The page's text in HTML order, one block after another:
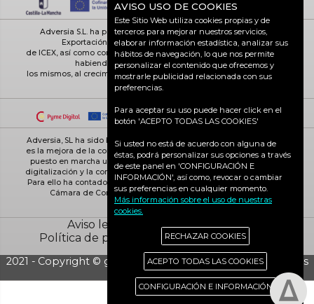
Adversia S.L. ha participado en el Programa de Iniciación a la
Exportación ICEX-Next, y ha contado con el apoyo
de ICEX, así como con la cofinanciación de Fondos europeos FEDER,
habiendo contribuido según la medida de
los mismos, al crecimiento económico de esta empresa, su región y
de España en su conjunto
Adversia, SL ha sido beneficiaria de Fondos Europeos, cuyo objetivo
es la mejora de la competitividad de las PYMES, y gracias al cual ha
puesto en marcha un Plan de Acción con el objetivo de reforzar la
digitalización y la competitividad de las pymes durante el año 2025.
Para ello ha contado con el apoyo del Programa Pyme Digital de la
Cámara de Comercio de Ciudad Real. #EuropaSeSiente
Aviso legal
Política de cookies
Política de privacidad
Ciudad Real activa
2021 - Copyright © grupo Adversia S.L. - Todos los derechos
reservados
AVISO USO DE COOKIES
Este Sitio Web utiliza cookies propias y de
terceros para mejorar nuestros servicios,
elaborar información estadística, analizar sus
hábitos de navegación, lo que nos permite
personalizar el contenido que ofrecemos y
mostrarle publicidad relacionada con sus
preferencias.
Para aceptar su uso puede hacer click en el
botón 'ACEPTO TODAS LAS COOKIES'
Si usted no está de acuerdo con alguna de
éstas, podrá personalizar sus opciones a través
de este panel en 'CONFIGURACIÓN E
INFORMACIÓN', así como, revocar o cambiar
sus preferencias en cualquier momento.
Más información sobre el uso de nuestras
cookies.
RECHAZAR COOKIES
ACEPTO TODAS LAS COOKIES
CONFIGURACIÓN E INFORMACIÓN